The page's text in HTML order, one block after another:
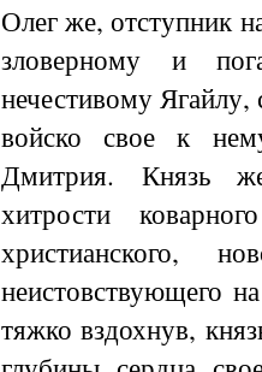
Олег же, отступник
зловерному и
нечестивому Ягайлу,
войско свое к
Дмитрия. Князь
хитрости
христианского,
неистовствующего
тяжко вздохнув,